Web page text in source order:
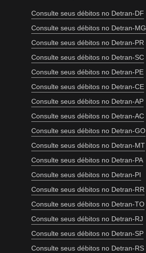
Consulte seus débitos no Detran-DF
Consulte seus débitos no Detran-MG
Consulte seus débitos no Detran-PR
Consulte seus débitos no Detran-SC
Consulte seus débitos no Detran-PE
Consulte seus débitos no Detran-CE
Consulte seus débitos no Detran-AP
Consulte seus débitos no Detran-AC
Consulte seus débitos no Detran-GO
Consulte seus débitos no Detran-MT
Consulte seus débitos no Detran-PA
Consulte seus débitos no Detran-PI
Consulte seus débitos no Detran-RR
Consulte seus débitos no Detran-TO
Consulte seus débitos no Detran-RJ
Consulte seus débitos no Detran-SP
Consulte seus débitos no Detran-RS